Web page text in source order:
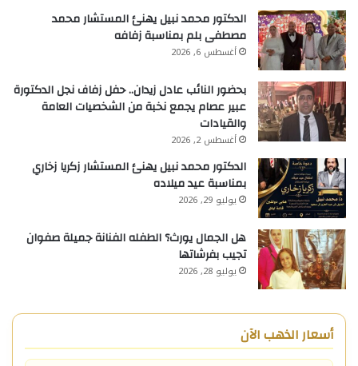
الدكتور محمد نبيل يهنئ المستشار محمد
مصطفى بلم بمناسبة زفافه
أغسطس 6, 2026
بحضور النائب عادل زيدان.. حفل زفاف نجل الدكتورة
عبير عصام يجمع نخبة من الشخصيات العامة
والقيادات
أغسطس 2, 2026
الدكتور محمد نبيل يهنئ المستشار زكريا زخاري
بمناسبة عيد ميلاده
يوليو 29, 2026
هل الجمال يورث؟ الطفله الفنانة جميلة صفوان
تجيب بفرشاتها
يوليو 28, 2026
أسعار الذهب الآن